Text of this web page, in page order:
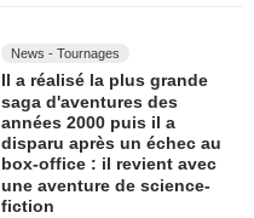
News - Tournages
Il a réalisé la plus grande
saga d'aventures des
années 2000 puis il a
disparu après un échec au
box-office : il revient avec
une aventure de science-
fiction